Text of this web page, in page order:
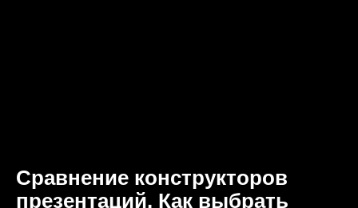
Сравнение конструкторов
презентаций. Как выбрать